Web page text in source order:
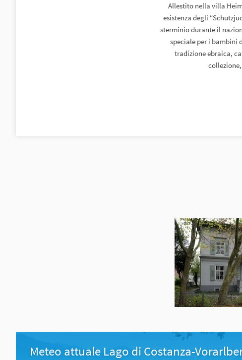
Allestito nella villa
esistenza degli
sterminio durante il
speciale per i bambini
tradizione ebraica,
Meteo attuale Lago di Costanza-